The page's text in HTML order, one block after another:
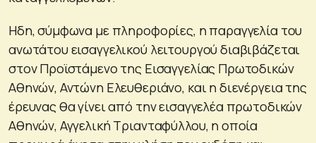
Ηδη, σύμφωνα με πληροφορίες, η παραγγελία του
ανωτάτου εισαγγελικού λειτουργού διαβιβάζεται
στον Προϊστάμενο της Εισαγγελίας Πρωτοδικών
Αθηνών, Αντώνη Ελευθεριάνο, και η διενέργεια της
έρευνας θα γίνει από την εισαγγελέα πρωτοδικών
Αθηνών, Αγγελική Τριανταφύλλου, η οποία